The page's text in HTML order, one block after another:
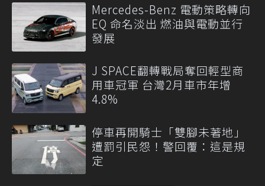
Mercedes-Benz 電動策略轉向
EQ 命名淡出 燃油與電動並行
發展
J SPACE翻轉戰局奪回輕型商
用車冠軍 台灣2月車市年增
4.8%
停車再開騎士「雙腳未著地」
遭罰引民怨！警回覆：這是規
定